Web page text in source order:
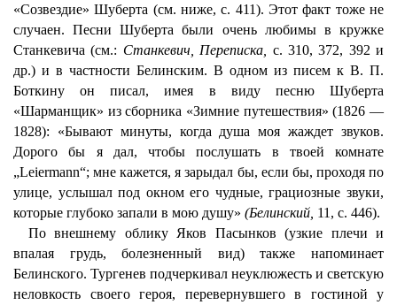
«Созвездие» Шуберта (см. ниже, с. 411). Этот факт тоже не
случаен. Песни Шуберта были очень любимы в кружке
Станкевича (см.: Станкевич, Переписка, с. 310, 372, 392 и
др.) и в частности Белинским. В одном из писем к В. П.
Боткину он писал, имея в виду песню Шуберта
«Шарманщик» из сборника «Зимние путешествия» (1826 —
1828): «Бывают минуты, когда душа моя жаждет звуков.
Дорого бы я дал, чтобы послушать в твоей комнате
„Leiermann“; мне кажется, я зарыдал бы, если бы, проходя по
улице, услышал под окном его чудные, грациозные звуки,
которые глубоко запали в мою душу» (Белинский, 11, с. 446).
По внешнему облику Яков Пасынков (узкие плечи и
впалая грудь, болезненный вид) также напоминает
Белинского. Тургенев подчеркивал неуклюжесть и светскую
неловкость своего героя, перевернувшего в гостиной у